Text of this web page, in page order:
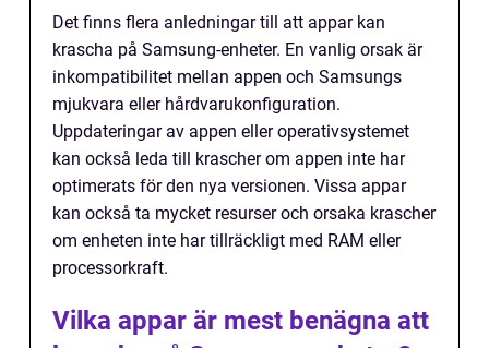
Det finns flera anledningar till att appar kan
krascha på Samsung-enheter. En vanlig orsak är
inkompatibilitet mellan appen och Samsungs
mjukvara eller hårdvarukonfiguration.
Uppdateringar av appen eller operativsystemet
kan också leda till krascher om appen inte har
optimerats för den nya versionen. Vissa appar
kan också ta mycket resurser och orsaka krascher
om enheten inte har tillräckligt med RAM eller
processorkraft.
Vilka appar är mest benägna att